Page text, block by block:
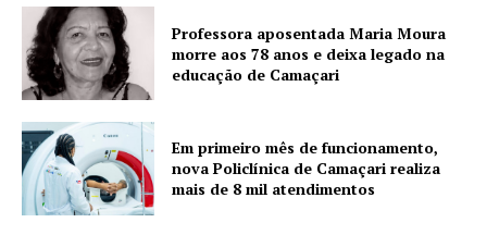
Professora aposentada Maria Moura
morre aos 78 anos e deixa legado na
educação de Camaçari
Em primeiro mês de funcionamento,
nova Policlínica de Camaçari realiza
mais de 8 mil atendimentos